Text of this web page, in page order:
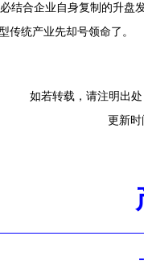
结合企业自身复制的升
传统产业先却号领命了。
如若转载，请注明出
更新